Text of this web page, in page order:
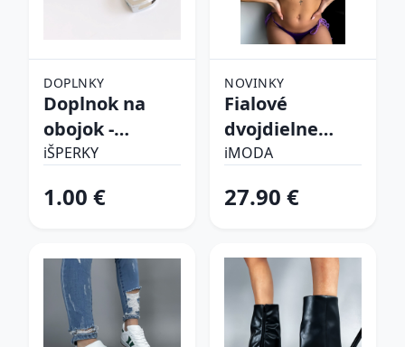
DOPLNKY
Doplnok na
obojok -
Srdiečko
iŠPERKY
1.00 €
NOVINKY
Fialové
dvojdielne
plavky
iMODA
27.90 €